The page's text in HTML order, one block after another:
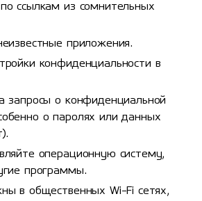
ссылкам из сомнительных
приложения.
конфиденциальности в
запросы о конфиденциальной
о паролях или данных
операционную систему,
программы.
в общественных Wi-Fi сетях,